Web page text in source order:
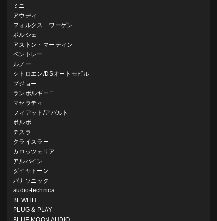
ミニ
アウディ
フォルクス・ワーゲン
ポルシェ
アストン・マーティン
ベントレー
ルノー
シトロエン/DSオートモビル
プジョー
ランボルギーニ
マセラティ
フィアット/アバルト
ボルボ
テスラ
クライスラー
カロッツェリア
アルパイン
ダイヤトーン
パナソニック
audio-technica
BEWITH
PLUG & PLAY
BLUE MOON AUDIO